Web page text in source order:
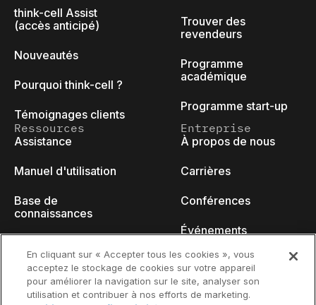
think-cell Assist
(accès anticipé)
Nouveautés
Pourquoi think-cell ?
Témoignages clients
Trouver des
revendeurs
Programme
académique
Programme start-up
Ressources
Assistance
Manuel d'utilisation
Base de
connaissances
Tutoriels vidéo
Entreprise
À propos de nous
Carrières
Conférences
Événements
Blog des
développeurs
En cliquant sur « Accepter tous les cookies », vous
acceptez le stockage de cookies sur votre appareil
pour améliorer la navigation sur le site, analyser son
utilisation et contribuer à nos efforts de marketing.